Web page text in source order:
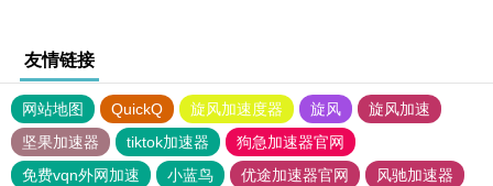
友情链接
网站地图 QuickQ 旋风加速度器 旋风
旋风加速
坚果加速器
tiktok加速器
狗急加速器官网
免费vqn外网加速
小蓝鸟 优途加速器官网
风驰加速器